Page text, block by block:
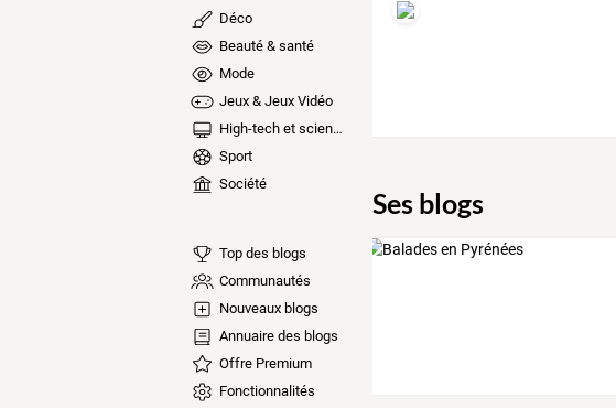
Déco
Beauté & santé
Mode
Jeux & Jeux Vidéo
High-tech et sciences
Sport
Société
Top des blogs
Communautés
Nouveaux blogs
Annuaire des blogs
Offre Premium
Fonctionnalités
Ses blogs